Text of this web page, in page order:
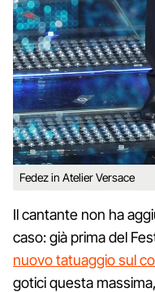
Fedez in Atelier Versace
Il cantante non ha
caso: già prima del
nuovo tatuaggio sul
gotici questa